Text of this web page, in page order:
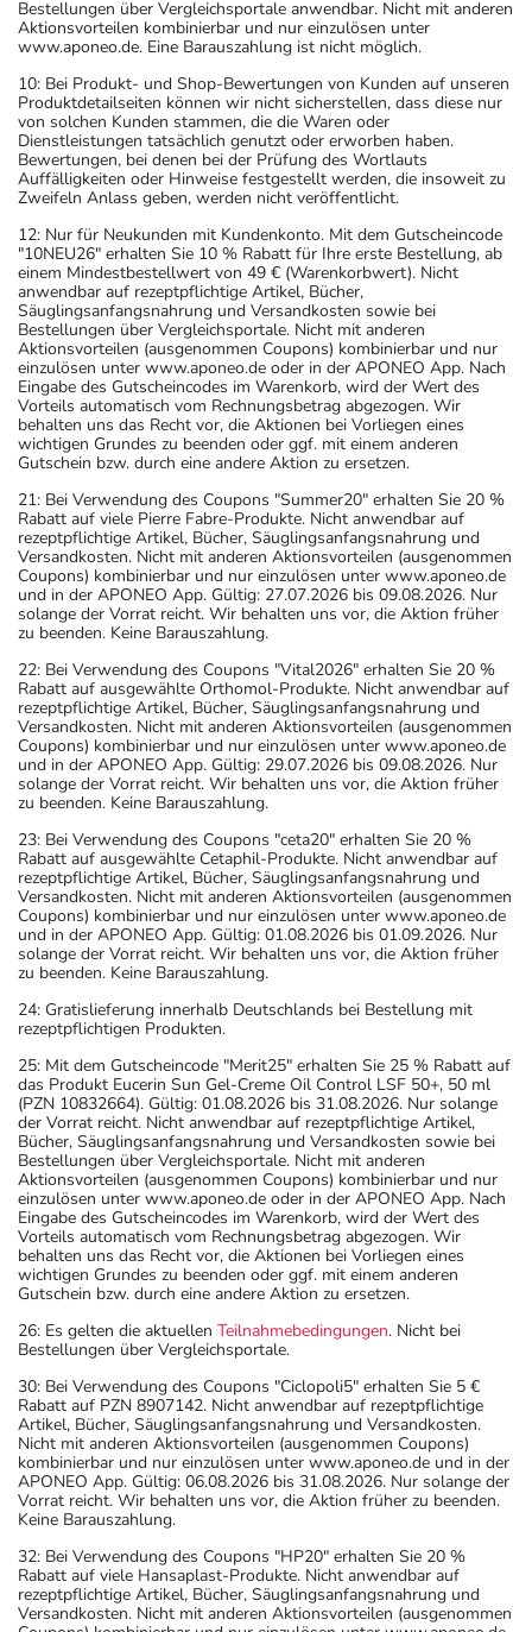
Bestellungen über Vergleichsportale anwendbar. Nicht mit anderen
Aktionsvorteilen kombinierbar und nur einzulösen unter
www.aponeo.de. Eine Barauszahlung ist nicht möglich.
10: Bei Produkt- und Shop-Bewertungen von Kunden auf unseren
Produktdetailseiten können wir nicht sicherstellen, dass diese nur
von solchen Kunden stammen, die die Waren oder
Dienstleistungen tatsächlich genutzt oder erworben haben.
Bewertungen, bei denen bei der Prüfung des Wortlauts
Auffälligkeiten oder Hinweise festgestellt werden, die insoweit zu
Zweifeln Anlass geben, werden nicht veröffentlicht.
12: Nur für Neukunden mit Kundenkonto. Mit dem Gutscheincode
"10NEU26" erhalten Sie 10 % Rabatt für Ihre erste Bestellung, ab
einem Mindestbestellwert von 49 € (Warenkorbwert). Nicht
anwendbar auf rezeptpflichtige Artikel, Bücher,
Säuglingsanfangsnahrung und Versandkosten sowie bei
Bestellungen über Vergleichsportale. Nicht mit anderen
Aktionsvorteilen (ausgenommen Coupons) kombinierbar und nur
einzulösen unter www.aponeo.de oder in der APONEO App. Nach
Eingabe des Gutscheincodes im Warenkorb, wird der Wert des
Vorteils automatisch vom Rechnungsbetrag abgezogen. Wir
behalten uns das Recht vor, die Aktionen bei Vorliegen eines
wichtigen Grundes zu beenden oder ggf. mit einem anderen
Gutschein bzw. durch eine andere Aktion zu ersetzen.
21: Bei Verwendung des Coupons "Summer20" erhalten Sie 20 %
Rabatt auf viele Pierre Fabre-Produkte. Nicht anwendbar auf
rezeptpflichtige Artikel, Bücher, Säuglingsanfangsnahrung und
Versandkosten. Nicht mit anderen Aktionsvorteilen (ausgenommen
Coupons) kombinierbar und nur einzulösen unter www.aponeo.de
und in der APONEO App. Gültig: 27.07.2026 bis 09.08.2026. Nur
solange der Vorrat reicht. Wir behalten uns vor, die Aktion früher
zu beenden. Keine Barauszahlung.
22: Bei Verwendung des Coupons "Vital2026" erhalten Sie 20 %
Rabatt auf ausgewählte Orthomol-Produkte. Nicht anwendbar auf
rezeptpflichtige Artikel, Bücher, Säuglingsanfangsnahrung und
Versandkosten. Nicht mit anderen Aktionsvorteilen (ausgenommen
Coupons) kombinierbar und nur einzulösen unter www.aponeo.de
und in der APONEO App. Gültig: 29.07.2026 bis 09.08.2026. Nur
solange der Vorrat reicht. Wir behalten uns vor, die Aktion früher
zu beenden. Keine Barauszahlung.
23: Bei Verwendung des Coupons "ceta20" erhalten Sie 20 %
Rabatt auf ausgewählte Cetaphil-Produkte. Nicht anwendbar auf
rezeptpflichtige Artikel, Bücher, Säuglingsanfangsnahrung und
Versandkosten. Nicht mit anderen Aktionsvorteilen (ausgenommen
Coupons) kombinierbar und nur einzulösen unter www.aponeo.de
und in der APONEO App. Gültig: 01.08.2026 bis 01.09.2026. Nur
solange der Vorrat reicht. Wir behalten uns vor, die Aktion früher
zu beenden. Keine Barauszahlung.
24: Gratislieferung innerhalb Deutschlands bei Bestellung mit
rezeptpflichtigen Produkten.
25: Mit dem Gutscheincode "Merit25" erhalten Sie 25 % Rabatt auf
das Produkt Eucerin Sun Gel-Creme Oil Control LSF 50+, 50 ml
(PZN 10832664). Gültig: 01.08.2026 bis 31.08.2026. Nur solange
der Vorrat reicht. Nicht anwendbar auf rezeptpflichtige Artikel,
Bücher, Säuglingsanfangsnahrung und Versandkosten sowie bei
Bestellungen über Vergleichsportale. Nicht mit anderen
Aktionsvorteilen (ausgenommen Coupons) kombinierbar und nur
einzulösen unter www.aponeo.de oder in der APONEO App. Nach
Eingabe des Gutscheincodes im Warenkorb, wird der Wert des
Vorteils automatisch vom Rechnungsbetrag abgezogen. Wir
behalten uns das Recht vor, die Aktionen bei Vorliegen eines
wichtigen Grundes zu beenden oder ggf. mit einem anderen
Gutschein bzw. durch eine andere Aktion zu ersetzen.
26: Es gelten die aktuellen Teilnahmebedingungen. Nicht bei
Bestellungen über Vergleichsportale.
30: Bei Verwendung des Coupons "Ciclopoli5" erhalten Sie 5 €
Rabatt auf PZN 8907142. Nicht anwendbar auf rezeptpflichtige
Artikel, Bücher, Säuglingsanfangsnahrung und Versandkosten.
Nicht mit anderen Aktionsvorteilen (ausgenommen Coupons)
kombinierbar und nur einzulösen unter www.aponeo.de und in der
APONEO App. Gültig: 06.08.2026 bis 31.08.2026. Nur solange der
Vorrat reicht. Wir behalten uns vor, die Aktion früher zu beenden.
Keine Barauszahlung.
32: Bei Verwendung des Coupons "HP20" erhalten Sie 20 %
Rabatt auf viele Hansaplast-Produkte. Nicht anwendbar auf
rezeptpflichtige Artikel, Bücher, Säuglingsanfangsnahrung und
Versandkosten. Nicht mit anderen Aktionsvorteilen (ausgenommen